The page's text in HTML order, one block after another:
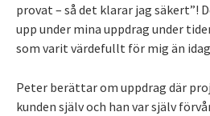
provat – så det klarar jag säkert”!
upp under mina uppdrag under
som varit värdefullt för mig än
Peter berättar om uppdrag där
kunden själv och han var själv